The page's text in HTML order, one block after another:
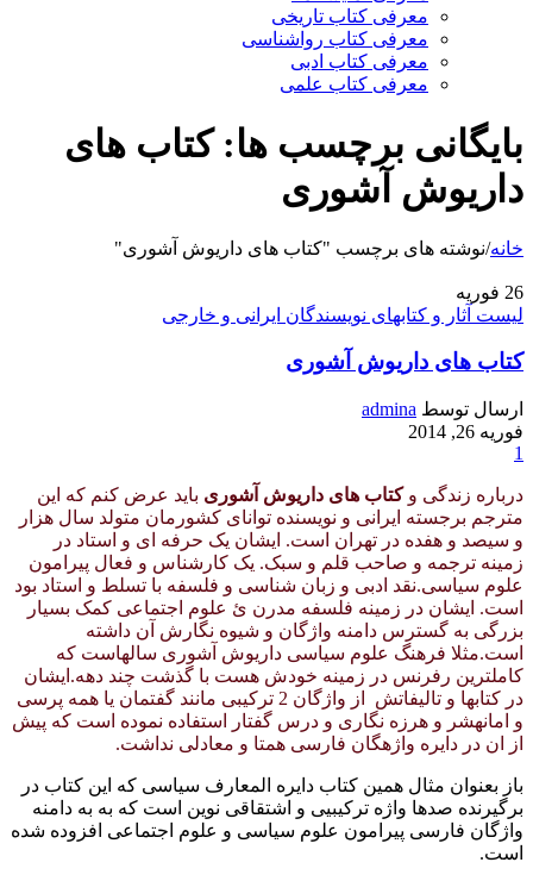
معرفی کتاب تاریخی
معرفی کتاب رواشناسی
معرفی کتاب ادبی
معرفی کتاب علمی
بایگانی برچسب ها: کتاب های
داریوش آشوری
خانه/نوشته های برچسب "کتاب های داریوش آشوری"
26 فوریه
لیست آثار و کتابهای نویسندگان ایرانی و خارجی
کتاب های داریوش آشوری
ارسال توسط admina
فوریه 26, 2014
1
درباره زندگی و کتاب های داریوش آشوری باید عرض کنم که این
مترجم برجسته ایرانی و نویسنده توانای کشورمان متولد سال هزار
و سیصد و هفده در تهران است. ایشان یک حرفه ای و استاد در
زمینه ترجمه و صاحب قلم و سبک. یک کارشناس و فعال پیرامون
علوم سیاسی.نقد ادبی و زبان شناسی و فلسفه با تسلط و استاد بود
است. ایشان در زمینه فلسفه مدرن ئ علوم اجتماعی کمک بسیار
بزرگی به گسترس دامنه واژگان و شیوه نگارش آن داشته
است.مثلا فرهنگ علوم سیاسی داریوش آشوری سالهاست که
کاملترین رفرنس در زمینه خودش هست با گذشت چند دهه.ایشان
در کتابها و تالیفاتش از واژگان 2 ترکیبی مانند گفتمان یا همه پرسی
و امانهشر و هرزه نگاری و درس گفتار استفاده نموده است که پیش
از ان در دایره واژهگان فارسی همتا و معادلی نداشت.
باز بعنوان مثال همین کتاب دایره المعارف سیاسی که این کتاب در
برگیرنده صدها واژه ترکیبیی و اشتقاقی نوین است که به به دامنه
واژگان فارسی پیرامون علوم سیاسی و علوم اجتماعی افزوده شده
است.